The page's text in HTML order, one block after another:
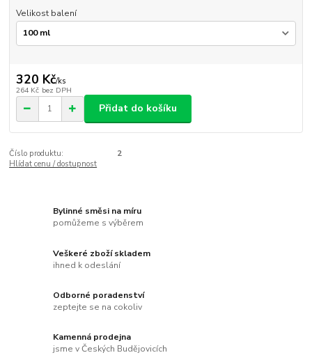
Velikost balení
320 Kč/ks
264 Kč bez DPH
Přidat do košíku
Číslo produktu:
2
Hlídat cenu / dostupnost
Bylinné směsi na míru
pomůžeme s výběrem
Veškeré zboží skladem
ihned k odeslání
Odborné poradenství
zeptejte se na cokoliv
Kamenná prodejna
jsme v Českých Budějovicích